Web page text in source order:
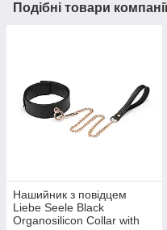
Подібні товари
Нашийник з повідцем
Liebe Seele Black
Organosilicon Collar with